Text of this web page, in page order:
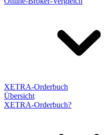
XETRA-Orderbuch
Übersicht
XETRA-Orderbuch?